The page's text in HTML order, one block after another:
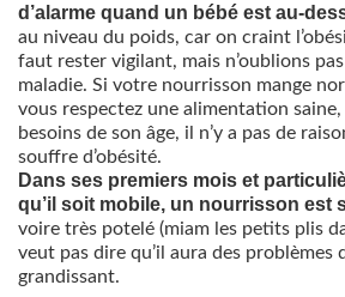
d’alarme quand un bébé est au-
au niveau du poids, car on craint
faut rester vigilant, mais n’oublions
maladie. Si votre nourrisson mange
vous respectez une alimentation
besoins de son âge, il n’y a pas de
souffre d’obésité.
Dans ses premiers mois et
qu’il soit mobile, un nourrisson est
voire très potelé (miam les petits plis
veut pas dire qu’il aura des problèmes
grandissant.